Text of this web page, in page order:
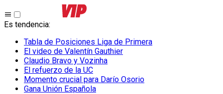
Es tendencia:
Tabla de Posiciones Liga de Primera
El video de Valentín Gauthier
Claudio Bravo y Vozinha
El refuerzo de la UC
Momento crucial para Darío Osorio
Gana Unión Española